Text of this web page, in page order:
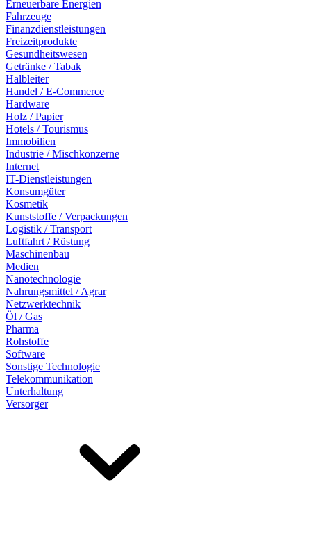
Erneuerbare Energien
Fahrzeuge
Finanzdienstleistungen
Freizeitprodukte
Gesundheitswesen
Getränke / Tabak
Halbleiter
Handel / E-Commerce
Hardware
Holz / Papier
Hotels / Tourismus
Immobilien
Industrie / Mischkonzerne
Internet
IT-Dienstleistungen
Konsumgüter
Kosmetik
Kunststoffe / Verpackungen
Logistik / Transport
Luftfahrt / Rüstung
Maschinenbau
Medien
Nanotechnologie
Nahrungsmittel / Agrar
Netzwerktechnik
Öl / Gas
Pharma
Rohstoffe
Software
Sonstige Technologie
Telekommunikation
Unterhaltung
Versorger